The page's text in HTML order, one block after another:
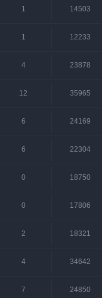
1 14503
1 12233
4 23878
12 35965
6 24169
6 22304
0 18750
0 17806
2 18321
4 34642
7 24850